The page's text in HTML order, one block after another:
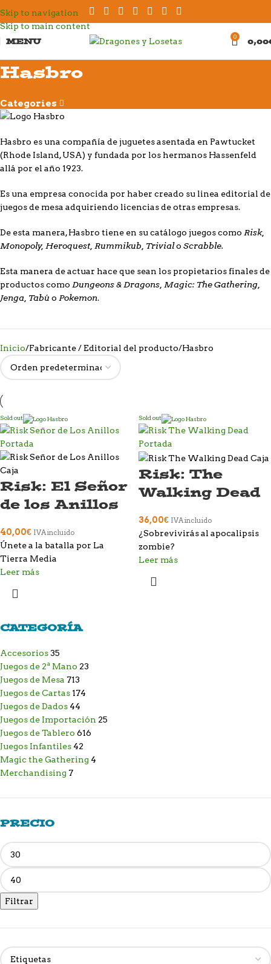
Skip to navigation
Skip to main content
MENU 0 0,00
Hasbro
Categories
CATEGORÍA
Accesorios35
Juegos de 2ª Mano 23
Juegos de Mesa 713
Juegos de Cartas 174
Juegos de Dados 44
Juegos de Importación 25
Juegos de Tablero 616
Juegos Infantiles 42
Magic the Gathering 4
Merchandising 7
PRECIO
Filtrar
Hasbro es una compañía de juguetes asentada en Pawtucket
(Rhode Island, USA) y fundada por los hermanos Hassenfeld
allá por el año 1923.
Es una empresa conocida por haber creado su linea editorial de
juegos de mesa adquiriendo licencias de otras empresas.
De esta manera, Hasbro tiene en su catálogo juegos como Risk,
Monopoly, Heroquest, Rummikub, Trivialo Scrabble.
Esta manera de actuar hace que sean los propietarios finales de
productos como Dungeons & Dragons, Magic: The Gathering,
Jenga, Tabú o Pokemon.
Inicio Fabricante / Editorial del producto Hasbro
Sold out
Risk: El Señor
de los Anillos
40,00€ IVA incluido
Únete a la batalla por La
Tierra Media
Leer más
Sold out
Risk: The
Walking Dead
36,00€ IVA incluido
¿Sobrevivirás al apocalipsis
zombie?
Leer más